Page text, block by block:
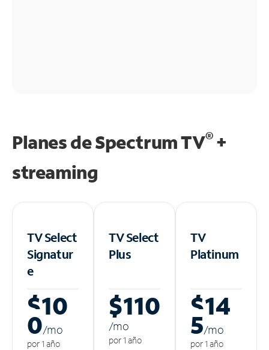
Planes de Spectrum TV®+
streaming
TV Select
Signatur
e
$10
0/mo
por 1 año
TV Select
Plus
$110
/mo
por 1 año
TV
Platinum
$14
5/mo
por 1 año